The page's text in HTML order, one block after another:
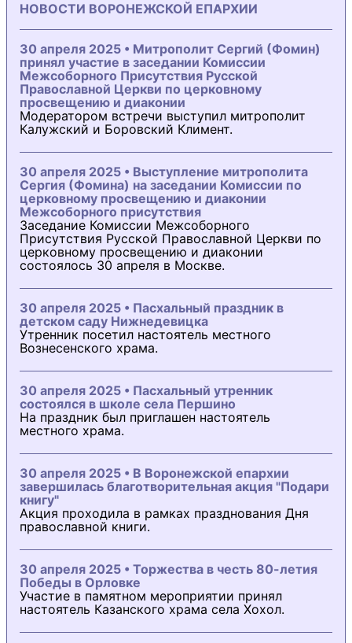
НОВОСТИ ВОРОНЕЖСКОЙ ЕПАРХИИ
30 апреля 2025 • Митрополит Сергий (Фомин)
принял участие в заседании Комиссии
Межсоборного Присутствия Русской
Православной Церкви по церковному
просвещению и диаконии
Модератором встречи выступил митрополит
Калужский и Боровский Климент.
30 апреля 2025 • Выступление митрополита
Сергия (Фомина) на заседании Комиссии по
церковному просвещению и диаконии
Межсоборного присутствия
Заседание Комиссии Межсоборного
Присутствия Русской Православной Церкви по
церковному просвещению и диаконии
состоялось 30 апреля в Москве.
30 апреля 2025 • Пасхальный праздник в
детском саду Нижнедевицка
Утренник посетил настоятель местного
Вознесенского храма.
30 апреля 2025 • Пасхальный утренник
состоялся в школе села Першино
На праздник был приглашен настоятель
местного храма.
30 апреля 2025 • В Воронежской епархии
завершилась благотворительная акция "Подари
книгу"
Акция проходила в рамках празднования Дня
православной книги.
30 апреля 2025 • Торжества в честь 80-летия
Победы в Орловке
Участие в памятном мероприятии принял
настоятель Казанского храма села Хохол.